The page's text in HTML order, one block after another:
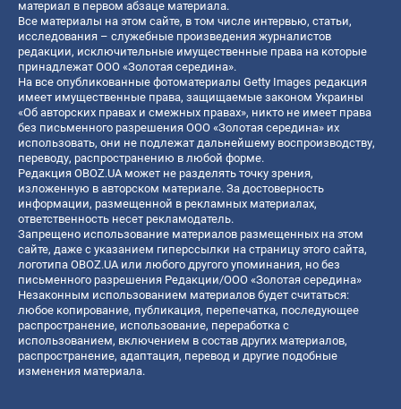
материал в первом абзаце материала.
Все материалы на этом сайте, в том числе интервью, статьи,
исследования – служебные произведения журналистов
редакции, исключительные имущественные права на которые
принадлежат ООО «Золотая середина».
На все опубликованные фотоматериалы Getty Images редакция
имеет имущественные права, защищаемые законом Украины
«Об авторских правах и смежных правах», никто не имеет права
без письменного разрешения ООО «Золотая середина» их
использовать, они не подлежат дальнейшему воспроизводству,
переводу, распространению в любой форме.
Редакция OBOZ.UA может не разделять точку зрения,
изложенную в авторском материале. За достоверность
информации, размещенной в рекламных материалах,
ответственность несет рекламодатель.
Запрещено использование материалов размещенных на этом
сайте, даже с указанием гиперссылки на страницу этого сайта,
логотипа OBOZ.UA или любого другого упоминания, но без
письменного разрешения Редакции/ООО «Золотая середина»
Незаконным использованием материалов будет считаться:
любое копирование, публикация, перепечатка, последующее
распространение, использование, переработка с
использованием, включением в состав других материалов,
распространение, адаптация, перевод и другие подобные
изменения материала.